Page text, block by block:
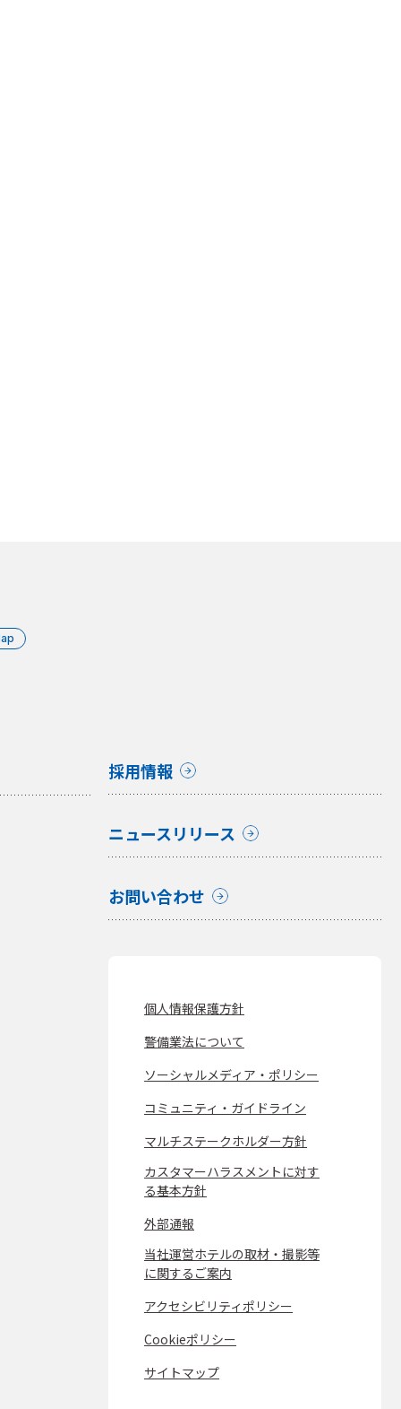
採用情報
ニュースリリース
お問い合わせ
個人情報保護方針
警備業法について
ソーシャルメディア・ポリシー
コミュニティ・ガイドライン
マルチステークホルダー方針
カスタマーハラスメントに対す
る基本方針
外部通報
当社運営ホテルの取材・撮影等
に関するご案内
アクセシビリティポリシー
Cookieポリシー
サイトマップ